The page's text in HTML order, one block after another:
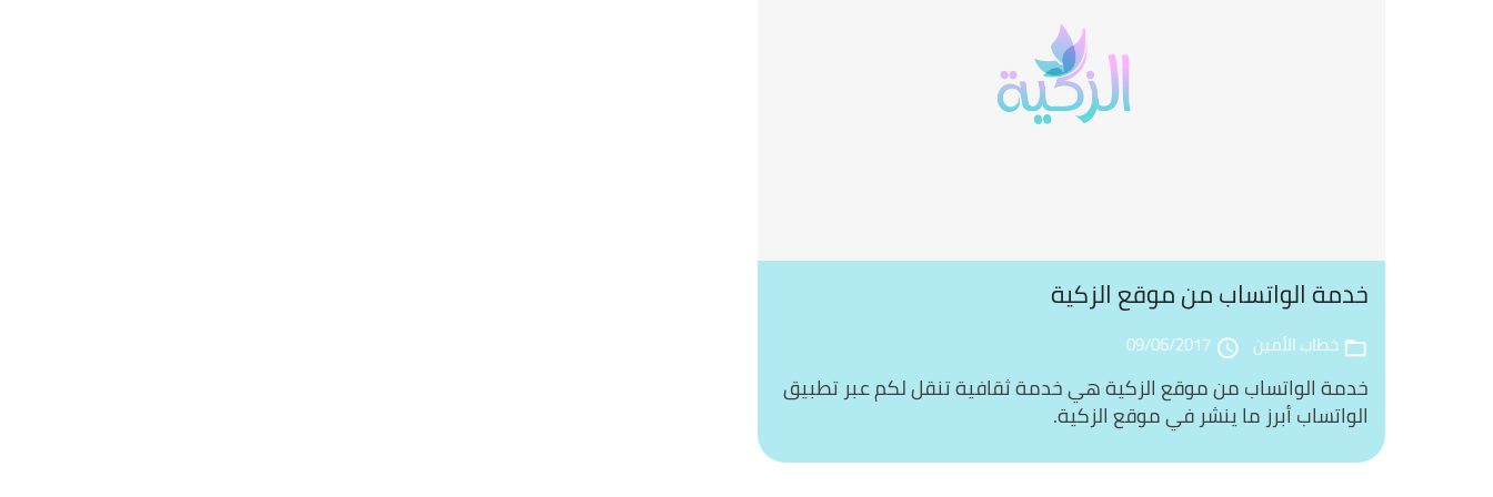
خدمة الواتساب من موقع الزكية
folder_open خطاب الأمين access_time
09/06/2017
خدمة الواتساب من موقع الزكية هي خدمة ثقافية تنقل لكم عبر تطبيق
الواتساب أبرز ما ينشر في موقع الزكية.